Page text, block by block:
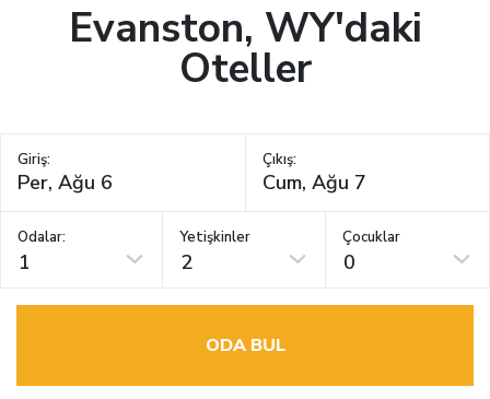
Evanston, WY'daki
Oteller
Giriş: Çıkış:
Odalar:
1
Yetişkinler
2
Çocuklar
0
ODA BUL